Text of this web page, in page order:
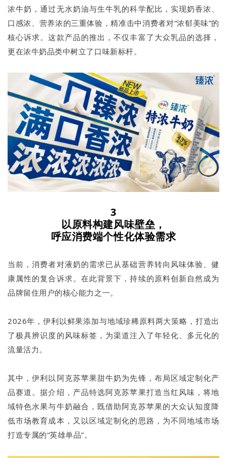
浓牛奶，通过无水奶油与生牛乳的科学配比，实现奶香浓、
口感浓、营养浓的三重体验，精准击中消费者对“浓郁美味”的
核心诉求。这款产品的推出，不仅丰富了大众乳品的选择，
更在浓牛奶品类中树立了口味新标杆。
3
以原料构建风味壁垒，
呼应消费端个性化体验需求
当前，消费者对液奶的需求已从基础营养转向风味体验、健
康属性的复合诉求。在此背景下，持续的原料创新自然成为
品牌留住用户的核心能力之一。
2026年，伊利以鲜果添加与地域珍稀原料两大策略，打造出
了极具辨识度的风味标签，为渠道注入了年轻化、多元化的
流量活力。
其中，伊利以阿克苏苹果甜牛奶为先锋，布局区域定制化产
品赛道。据介绍，产品特选阿克苏苹果打造当红风味，将地
域特色水果与牛奶融合，既借助阿克苏苹果的大众认知度降
低市场教育成本，又以区域定制化的思路，为不同地域市场
打造专属的“英雄单品”。